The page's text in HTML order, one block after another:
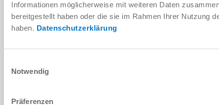
Informationen möglicherweise mit weiteren Daten
bereitgestellt haben oder die sie im Rahmen Ihrer Nutzung
haben. Datenschutzerklärung
Notwendig
Präferenzen
Pays*
Région